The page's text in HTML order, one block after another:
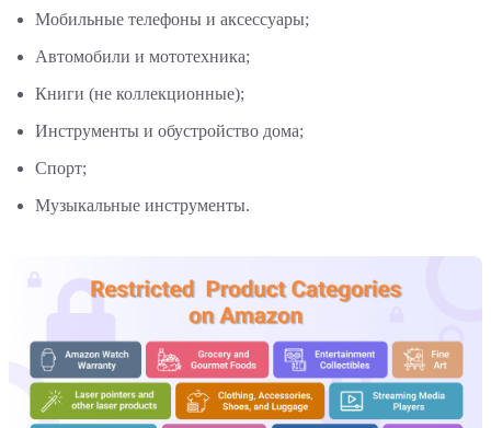
Мобильные телефоны и аксессуары;
Автомобили и мототехника;
Книги (не коллекционные);
Инструменты и обустройство дома;
Спорт;
Музыкальные инструменты.